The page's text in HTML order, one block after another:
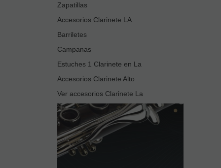
Zapatillas
Accesorios Clarinete LA
Barriletes
Campanas
Estuches 1 Clarinete en La
Accesorios Clarinete Alto
Ver accesorios Clarinete La